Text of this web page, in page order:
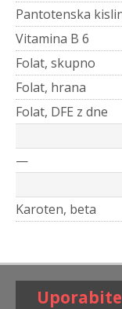
Pantotenska
Vitamina B 6
Folat, skupno
Folat, hrana
Folat, DFE z dne
—
Karoten, beta